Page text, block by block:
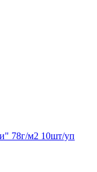
78г/м2 10шт/уп